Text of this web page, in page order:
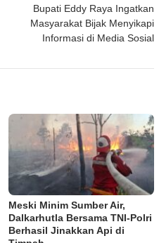
Bupati Eddy Raya Ingatkan
Masyarakat Bijak Menyikapi
Informasi di Media Sosial
Meski Minim Sumber Air,
Dalkarhutla Bersama TNI-Polri
Berhasil Jinakkan Api di